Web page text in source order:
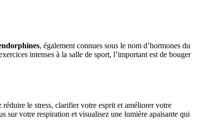
, également connues sous le nom d’hormones du
intenses à la salle de sport, l’important est de bouger
le stress, clarifier votre esprit et améliorer votre
sur votre respiration et visualisez une lumière apaisante qui